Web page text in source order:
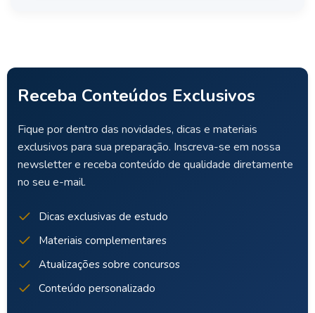
Receba Conteúdos Exclusivos
Fique por dentro das novidades, dicas e materiais
exclusivos para sua preparação. Inscreva-se em nossa
newsletter e receba conteúdo de qualidade diretamente
no seu e-mail.
Dicas exclusivas de estudo
Materiais complementares
Atualizações sobre concursos
Conteúdo personalizado